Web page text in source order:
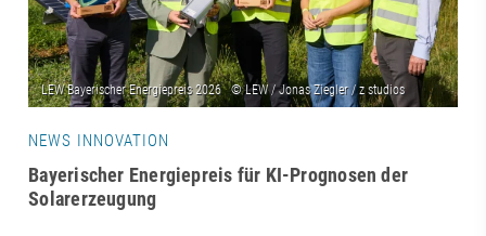
NEWS INNOVATION
Bayerischer Energiepreis für KI-Prognosen der
Solarerzeugung